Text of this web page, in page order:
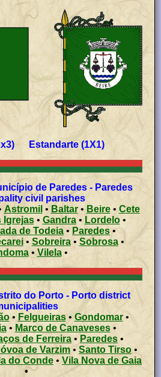
Estandarte (1X1)
de Paredes - Paredes
civil parishes
Astromil • Baltar• Beire• Cete
Igrejas• Gandra• Lordelo•
de Todeia • Paredes •
• Sobreira• Sobrosa•
• Vilela•
• Felgueiras• Gondomar•
• Marco de Canaveses•
de Ferreira • Paredes •
Póvoa de Varzim• Santo Tirso •
Vila do Conde • Vila Nova de Gaia
•